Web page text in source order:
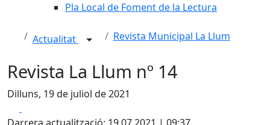
Pla Local de Foment de la Lectura
Actualitat Revista Municipal La Llum
Revista La Llum nº 14
Dilluns, 19 de juliol de 2021